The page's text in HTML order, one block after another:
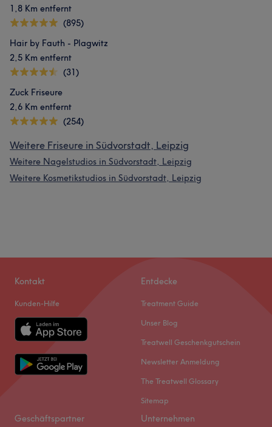
1,8 Km entfernt
(895)
Hair by Fauth - Plagwitz
2,5 Km entfernt
(31)
Zuck Friseure
2,6 Km entfernt
(254)
Weitere Friseure in Südvorstadt, Leipzig
Weitere Nagelstudios in Südvorstadt, Leipzig
Weitere Kosmetikstudios in Südvorstadt, Leipzig
Kontakt
Kunden-Hilfe
Entdecke
Treatment Guide
Unser Blog
Treatwell Geschenkgutschein
Newsletter Anmeldung
The Treatwell Glossary
Sitemap
Geschäftspartner Unternehmen